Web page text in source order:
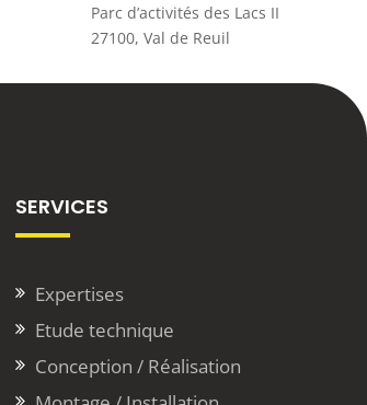
Parc d’activités des Lacs II
27100, Val de Reuil
SERVICES
Expertises
Etude technique
Conception / Réalisation